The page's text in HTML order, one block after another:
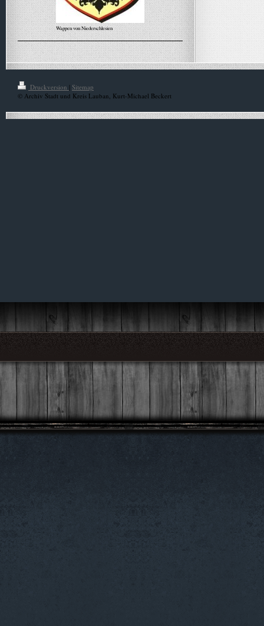
Wappen von Niederschlesien
Alle Meldungen
Druckversion | Sitemap
© Archiv Stadt und Kreis Lauban, Kurt-Michael Beckert